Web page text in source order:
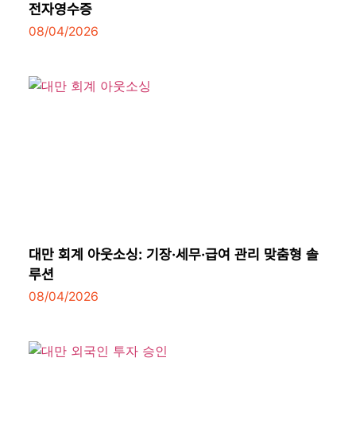
전자영수증
08/04/2026
대만 회계 아웃소싱: 기장·세무·급여 관리 맞춤형 솔
루션
08/04/2026